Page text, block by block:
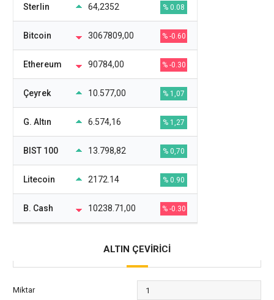
Sterlin 64,2352 % 0.08
Bitcoin 3067809,00 % -0.60
Ethereum 90784,00 % -0.30
Çeyrek 10.577,00 % 1,07
G. Altın 6.574,16 % 1,27
BIST 100 13.798,82 % 0,70
Litecoin 2172.14 % 0.90
B. Cash 10238.71,00 % -0.30
ALTIN ÇEVİRİCİ
Miktar